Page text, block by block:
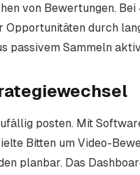
von Bewertungen.
durch
passivem Sammeln
posten. Mit
Bitten um Video-
planbar. Das